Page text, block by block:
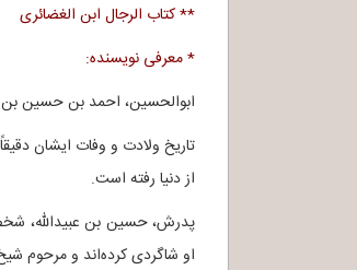
** کتاب الرجال ابن الغضائری
* معرفی نویسنده:
ابوالحسین، احمد بن حسین بن
از دنیا رفته است.
پدرش، حسین بن عبیدالله،
او شاگردی کرده‌اند و مرحوم